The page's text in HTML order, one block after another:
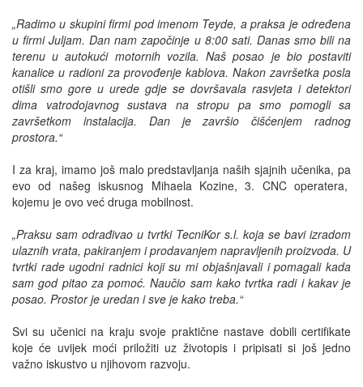
„Radimo u skupini firmi pod imenom Teyde, a praksa je određena
u firmi Juljam. Dan nam započinje u 8:00 sati. Danas smo bili na
terenu u autokući motornih vozila. Naš posao je bio postaviti
kanalice u radioni za provođenje kablova. Nakon završetka posla
otišli smo gore u urede gdje se dovršavala rasvjeta i detektori
dima vatrodojavnog sustava na stropu pa smo pomogli sa
završetkom instalacija. Dan je završio čišćenjem radnog
prostora.“
I za kraj, imamo još malo predstavljanja naših sjajnih učenika, pa
evo od našeg iskusnog Mihaela Kozine, 3. CNC operatera,
kojemu je ovo već druga mobilnost.
„Praksu sam odrađivao u tvrtki TecniKor s.l. koja se bavi izradom
ulaznih vrata, pakiranjem i prodavanjem napravljenih proizvoda. U
tvrtki rade ugodni radnici koji su mi objašnjavali i pomagali kada
sam god pitao za pomoć. Naučio sam kako tvrtka radi i kakav je
posao. Prostor je uredan i sve je kako treba.“
Svi su učenici na kraju svoje praktične nastave dobili certifikate
koje će uvijek moći priložiti uz životopis i pripisati si još jedno
važno iskustvo u njihovom razvoju.